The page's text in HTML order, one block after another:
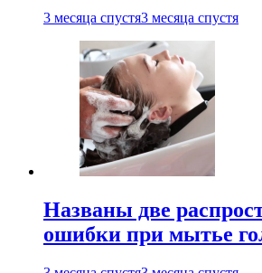
3 месяца спустя3 месяца спустя
Названы две
ошибки при мытье